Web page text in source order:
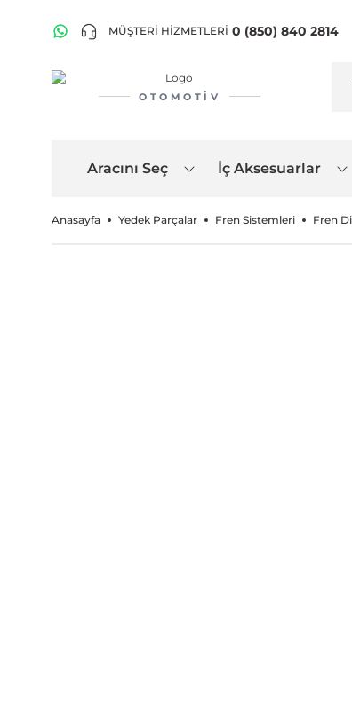
MÜŞTERİ HİZMETLERİ 0 (850) 840 2814
OTOMOTIV
Aracını Seç İç Aksesuarlar
Anasayfa Yedek Parçalar Fren Sistemleri Fren